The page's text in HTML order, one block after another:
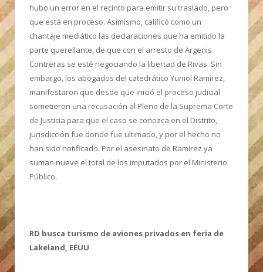
hubo un error en el recinto para emitir su traslado, pero
que está en proceso. Asimismo, calificó como un
chantaje mediático las declaraciones que ha emitido la
parte querellante, de que con el arresto de Argenis
Contreras se esté negociando la libertad de Rivas. Sin
embargo, los abogados del catedrático Yuniol Ramírez,
manifestaron que desde que inició el proceso judicial
sometieron una recusación al Pleno de la Suprema Corte
de Justicia para que el caso se conozca en el Distrito,
jurisdicción fue donde fue ultimado, y por el hecho no
han sido notificado. Por el asesinato de Ramírez ya
suman nueve el total de los imputados por el Ministerio
Público.
RD busca turismo de aviones privados en feria de
Lakeland, EEUU